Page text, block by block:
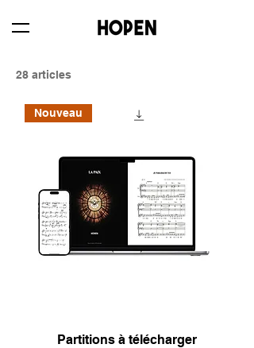
28 articles
Nouveau
Partitions à télécharger